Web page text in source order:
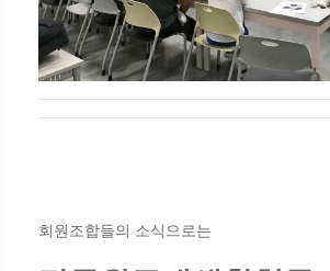
회원조합들의 소식으로는